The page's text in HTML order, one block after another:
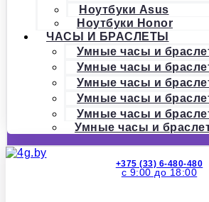
Ноутбуки Asus
Ноутбуки Honor
ЧАСЫ И БРАСЛЕТЫ
Умные часы и
Умные часы и
Умные часы и
Умные часы и
Умные часы и
Умные часы и
+375 (33) 6-480-480
с 9:00 до 18:00